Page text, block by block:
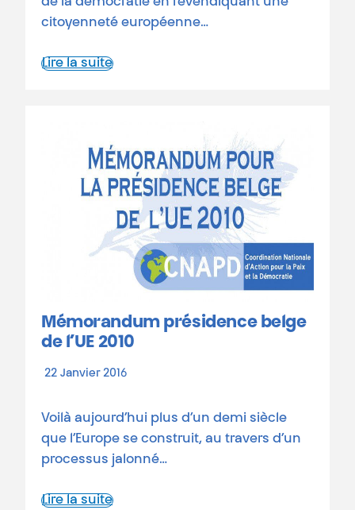
citoyenneté européenne…
Lire la suite
Mémorandum présidence belge
de l’UE 2010
22 Janvier 2016
Voilà aujourd’hui plus d’un demi siècle
que l’Europe se construit, au travers d’un
processus jalonné…
Lire la suite